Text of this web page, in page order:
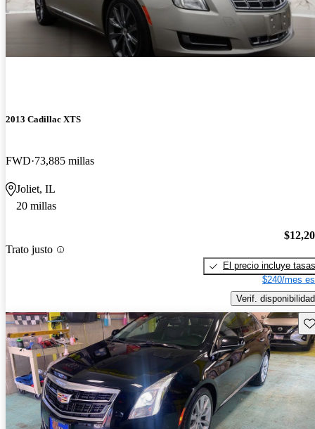
2013 Cadillac XTS
FWD 73,885 millas
Joliet, IL
20 millas
Trato justo
El precio incluye tasas
$240/mes
Verif. disponibilidad